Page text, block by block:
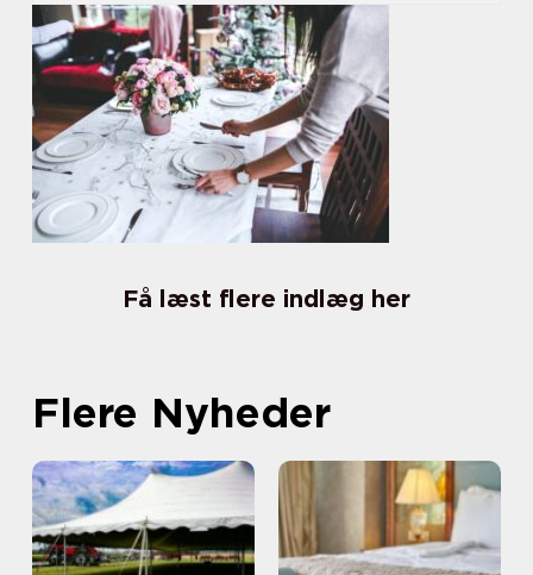
Få læst flere indlæg her
Flere Nyheder